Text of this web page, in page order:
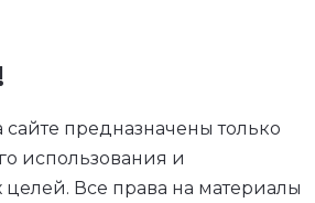
предназначены только
использования и
Все права на материалы